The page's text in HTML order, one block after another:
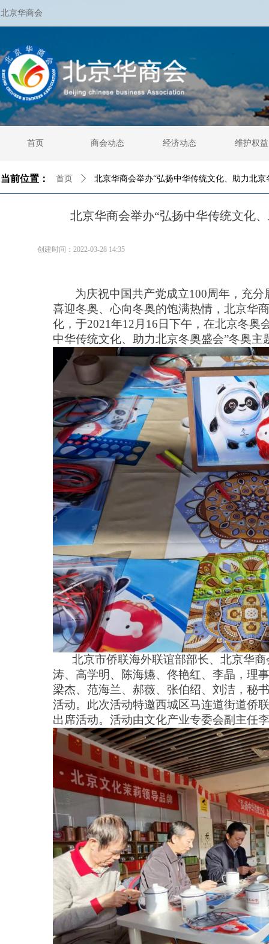
北京华商会
首页 商会动态 经济动态 维护权益
首页 ꄲ 北京华商会举办“弘扬中华传统文化、助力北
当前位置：
北京华商会举办“弘扬中华传统文化
创建时间： 2022-03-28 14:35
为庆祝中国共产党成立100周年，充分
喜迎冬奥、心向冬奥的饱满热情 ， 北京华
化，于2021年12 月 16 日下午， 在北京冬奥
中华传统文化、助力北京冬奥盛会”冬奥主
北京市侨联海外联谊部部长、北京华
涛、高学明、陈海嬿、佟艳红、李晶，理
梁杰、范海兰、郝薇、张伯绍、刘洁，秘
活动。 此次活动特邀西城区马连道街道侨
出席活动。 活动由文化产业专委会副主任